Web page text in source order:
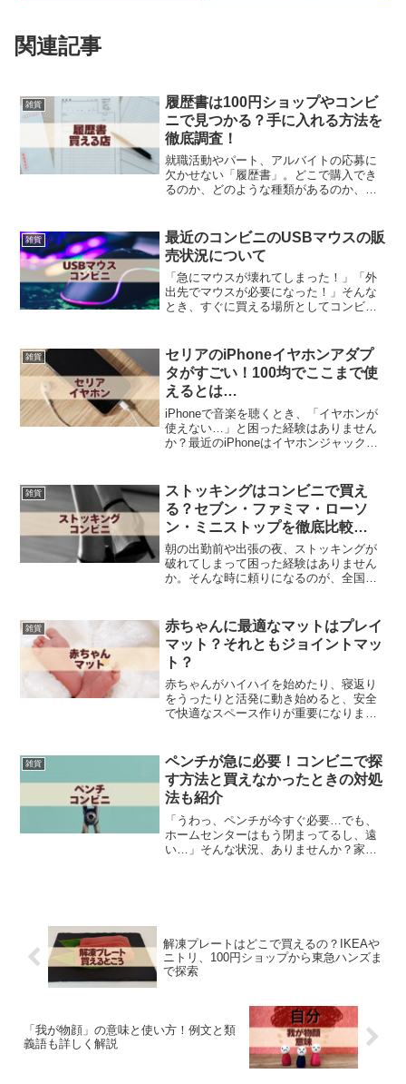
関連記事
雑貨
履歴書は100円ショップやコンビ
ニで見つかる？手に入れる方法を
徹底調査！
就職活動やパート、アルバイトの応募に
欠かせない「履歴書」。どこで購入でき
るのか、どのような種類があるのか、ど
ー、セリア、キャンドゥ）やコンビニな
どで履歴書を手に入れ...
雑貨
最近のコンビニのUSBマウスの販
売状況について
「急にマウスが壊れてしまった！」「外
出先でマウスが必要になった！」そんな
とき、すぐに買える場所としてコンビニ
マウスの販売状況を詳しく調査し、どの
店舗で手に入るのかを...
雑貨
セリアのiPhoneイヤホンアダプ
タがすごい！100均でここまで使
えるとは…
iPhoneで音楽を聴くとき、「イヤホンが
使えない…」と困った経験はありません
か？最近のiPhoneはイヤホンジャックが
でも、Apple純正のアダプタはちょっと高
いし、...
雑貨
ストッキングはコンビニで買え
る？セブン・ファミマ・ローソ
ン・ミニストップを徹底比較
【2025年版】
朝の出勤前や出張の夜、ストッキングが
破れてしまって困った経験はありません
か。そんな時に頼りになるのが、全国ど
ト・ローソン・ミニストップでは、黒や
ベージュの定番カラーはもち...
雑貨
赤ちゃんに最適なマットはプレイ
マット？それともジョイントマッ
ト？
赤ちゃんがハイハイを始めたり、寝返り
をうったりと活発に動き始めると、安全
で快適なスペース作りが重要になりま
ョイントマットのどちらが赤ちゃんにと
って最適なのか、多くのママ...
雑貨
ペンチが急に必要！コンビニで探
す方法と買えなかったときの対処
法も紹介
「うわっ、ペンチが今すぐ必要…でも、
ホームセンターはもう閉まってるし、遠
い…」そんな状況、ありませんか？家具
解凍プレートはどこで買えるの？IKEAや
ニトリ、100円ショップから東急ハンズま
で探索
「我が物顔」の意味と使い方！例文と類
義語も詳しく解説